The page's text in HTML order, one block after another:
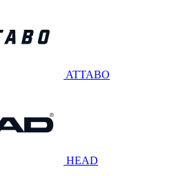
ATTABO
HEAD